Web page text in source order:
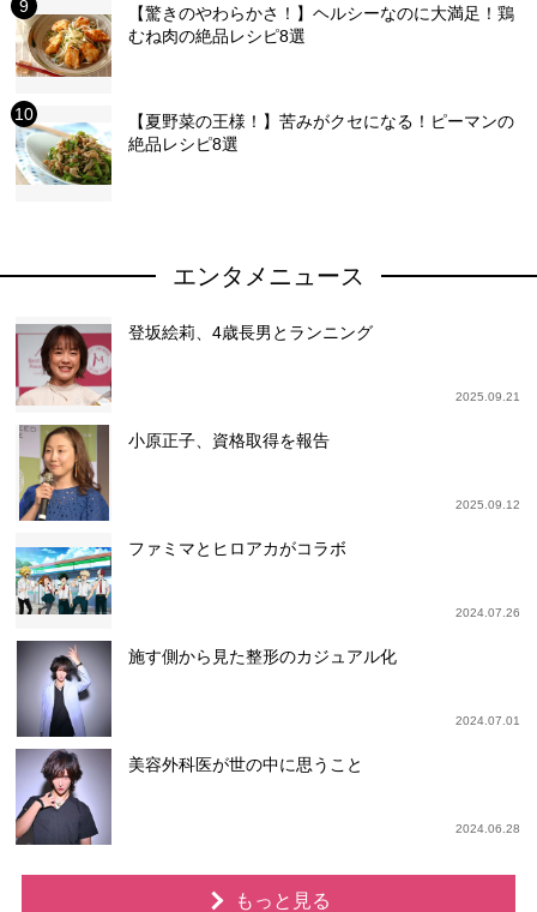
【驚きのやわらかさ！】ヘルシーなのに大満足！鶏
むね肉の絶品レシピ8選
【夏野菜の王様！】苦みがクセになる！ピーマンの
絶品レシピ8選
エンタメニュース
登坂絵莉、4歳長男とランニング
2025.09.21
小原正子、資格取得を報告
2025.09.12
ファミマとヒロアカがコラボ
2024.07.26
施す側から見た整形のカジュアル化
2024.07.01
美容外科医が世の中に思うこと
2024.06.28
もっと見る